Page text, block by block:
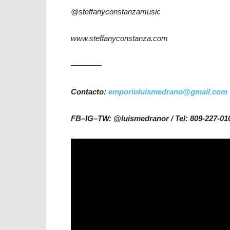
@steffanyconstanzamusic
www.steffanyconstanza.com
————
Contacto: emporioluismedrano@gmail.com
FB–IG–TW: @luismedranor / Tel: 809-227-